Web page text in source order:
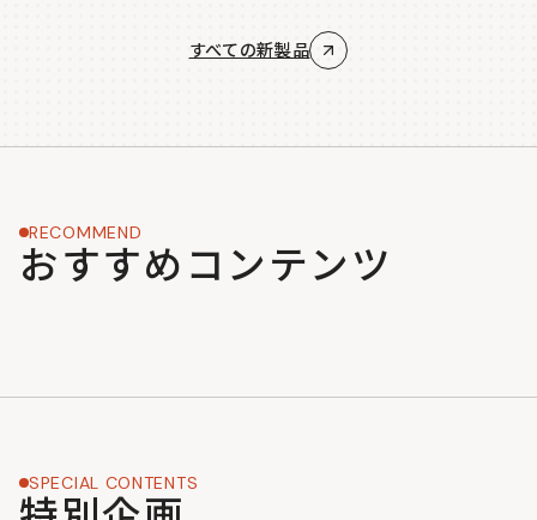
すべての新製品
RECOMMEND
おすすめコンテンツ
SPECIAL CONTENTS